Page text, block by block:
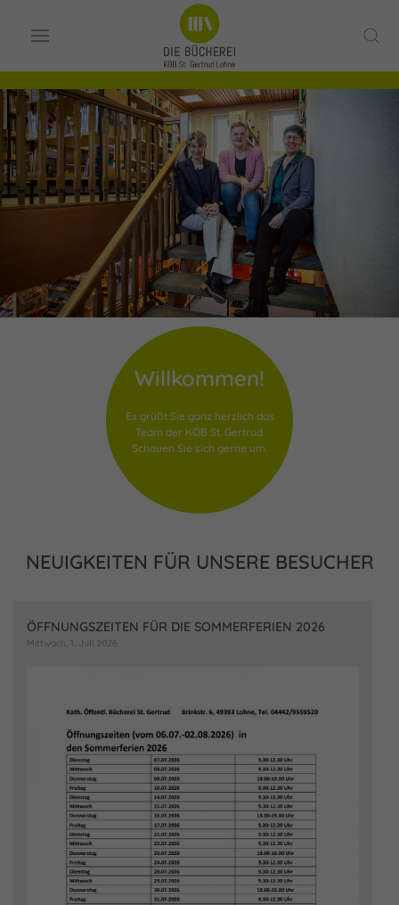
Willkommen!
Es grüßt Sie ganz herzlich das
Team der KÖB St. Gertrud.
Schauen Sie sich gerne um.
NEUIGKEITEN FÜR UNSERE BESUCHER
ÖFFNUNGSZEITEN FÜR DIE SOMMERFERIEN 2026
Mittwoch, 1. Juli 2026